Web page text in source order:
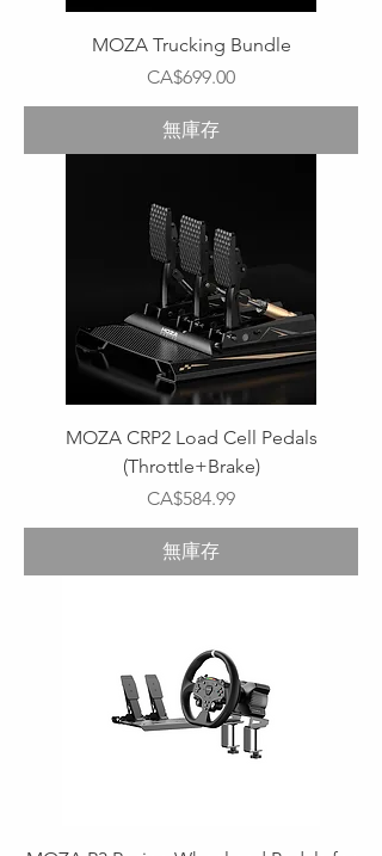
MOZA Trucking Bundle
價格
CA$699.00
無庫存
MOZA CRP2 Load Cell Pedals
(Throttle+Brake)
價格
CA$584.99
無庫存